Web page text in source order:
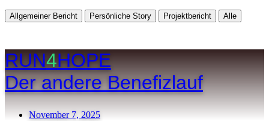
Allgemeiner Bericht Persönliche Story Projektbericht Alle
RUN4HOPE
Der andere Benefizlauf
November 7, 2025